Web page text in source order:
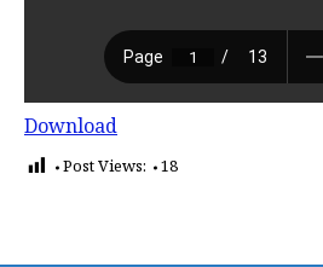
Download
Post Views: 18